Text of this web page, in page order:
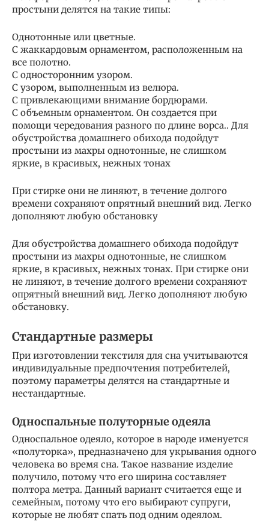
простыни делятся на такие типы:
Однотонные или цветные.
С жаккардовым орнаментом, расположенным на
все полотно.
С односторонним узором.
С узором, выполненным из велюра.
С привлекающими внимание бордюрами.
С объемным орнаментом. Он создается при
помощи чередования разного по длине ворса.. Для
обустройства домашнего обихода подойдут
простыни из махры однотонные, не слишком
яркие, в красивых, нежных тонах
При стирке они не линяют, в течение долгого
времени сохраняют опрятный внешний вид. Легко
дополняют любую обстановку
Для обустройства домашнего обихода подойдут
простыни из махры однотонные, не слишком
яркие, в красивых, нежных тонах. При стирке они
не линяют, в течение долгого времени сохраняют
опрятный внешний вид. Легко дополняют любую
обстановку.
Стандартные размеры
При изготовлении текстиля для сна учитываются
индивидуальные предпочтения потребителей,
поэтому параметры делятся на стандартные и
нестандартные.
Односпальные полуторные одеяла
Односпальное одеяло, которое в народе именуется
«полуторка», предназначено для укрывания одного
человека во время сна. Такое название изделие
получило, потому что его ширина составляет
полтора метра. Данный вариант считается еще и
семейным, потому что его выбирают супруги,
которые не любят спать под одним одеялом.